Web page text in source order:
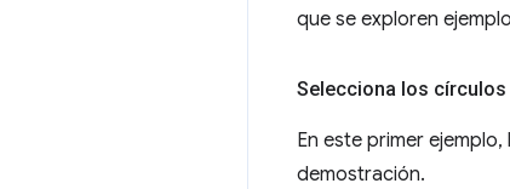
que se exploren
Selecciona los círculos
En este primer
demostración.